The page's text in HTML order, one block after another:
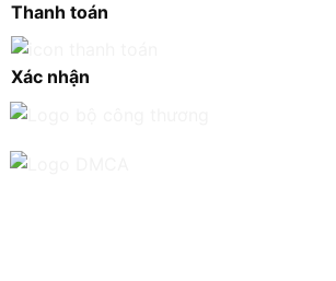
Thanh toán
Xác nhận